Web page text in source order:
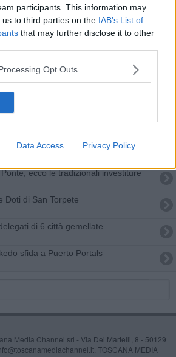
participants. This information may
to third parties on the IAB’s List of
that may further disclose it to other
Opt Outs
Data Access Privacy Policy
statue in bronzo nel cuore della città
e Mezzogiorno festeggiano i patroni
Torre, grande festa in piazza dei
omaggio a due santi
a Saint Tropez
ecco le tradizionali investiture
Doti di San Torpete
di 6 città gemellate
sfida a Puerto Portals
Media Channel srl - Via Dei Martelli, 8 - 50129
TOSCANA MEDIA